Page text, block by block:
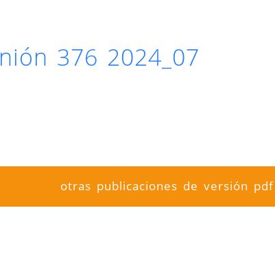
376 2024_07
otras publicaciones de versión pdf